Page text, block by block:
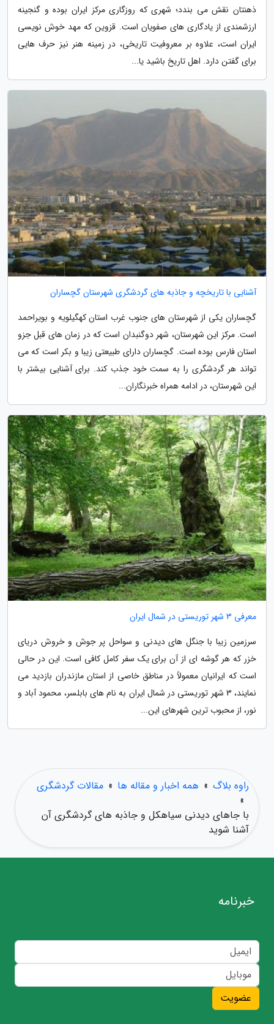
ذهنتان نقش می بندد؛ شهری که روزگاری مرکز ایران بوده و گنجینه
ارزشمندی از یادگاری های صفویان است. قزوین که مهد خوش نویسی
ایران است، علاوه بر معروفیت تاریخی، در زمینه هنر نیز حرف هایی
برای گفتن دارد. اهل تاریخ باشید یا...
آشنایی با تاریخچه و جاذبه های گردشگری شهرستان گچساران
گچساران یکی از شهرستان های جنوب غرب استان کهگیلویه و بویراحمد
است. مرکز این شهرستان، شهر دوگنبدان است که در زمان های قبل جزو
استان فارس بوده است. گچساران دارای طبیعتی زیبا و بکر است که می
تواند هر گردشگری را به سمت خود جذب کند. برای آشنایی بیشتر با
این شهرستان، در ادامه همراه خبرنگاران...
معرفی 3 شهر توریستی در شمال ایران
سرزمین زیبا با جنگل های دیدنی و سواحل پر جوش و خروش دریای
خزر که هر گوشه ای از آن برای یک سفر کامل کافی است. این در حالی
است که ایرانیان معمولاً در مناطق خاصی از استان مازندران بازدید می
نمایند، 3 شهر توریستی در شمال ایران به نام های بابلسر، محمود آباد و
نور، از محبوب ترین شهرهای این...
راوه بلاگ » همه اخبار و مقاله ها » مقالات گردشگری
»
با جاهای دیدنی سیاهکل و جاذبه های گردشگری آن
آشنا شوید
خبرنامه
عضویت